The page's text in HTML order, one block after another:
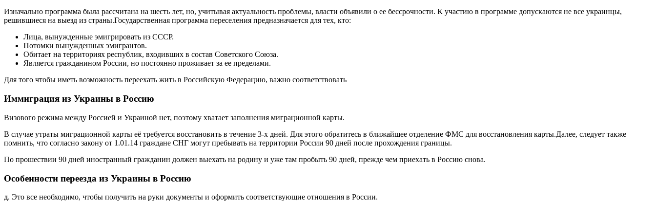
Изначально программа была рассчитана на шесть лет, но, учитывая актуальность проблемы, власти объявили о ее бессрочности. К участию в программе допускаются не все украинцы,
решившиеся на выезд из страны.Государственная программа переселения предназначается для тех, кто:
Лица, вынужденные эмигрировать из СССР.
Потомки вынужденных эмигрантов.
Обитает на территориях республик, входивших в состав Советского Союза.
Является гражданином России, но постоянно проживает за ее пределами.
Для того чтобы иметь возможность переехать жить в Российскую Федерацию, важно соответствовать
Иммиграция из Украины в Россию
Визового режима между Россией и Украиной нет, поэтому хватает заполнения миграционной карты.
В случае утраты миграционной карты её требуется восстановить в течение 3-х дней. Для этого обратитесь в ближайшее отделение ФМС для восстановления карты.Далее, следует также
помнить, что согласно закону от 1.01.14 граждане СНГ могут пребывать на территории России 90 дней после прохождения границы.
По прошествии 90 дней иностранный гражданин должен выехать на родину и уже там пробыть 90 дней, прежде чем приехать в Россию снова.
Особенности переезда из Украины в Россию
д. Это все необходимо, чтобы получить на руки документы и оформить соответствующие отношения в России.